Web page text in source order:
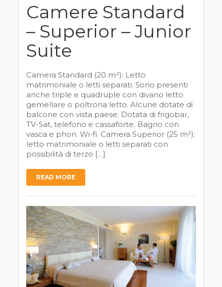
Camere Standard
– Superior – Junior
Suite
Camera Standard (20 m²): Letto
matrimoniale o letti separati. Sono presenti
anche triple e quadruple con divano letto
gemellare o poltrona letto. Alcune dotate di
balcone con vista paese. Dotata di frigobar,
TV-Sat, telefono e cassaforte. Bagno con
vasca e phon. Wi-fi. Camera Superior (25 m²):
letto matrimoniale o letti separati con
possibilità di terzo […]
READ MORE